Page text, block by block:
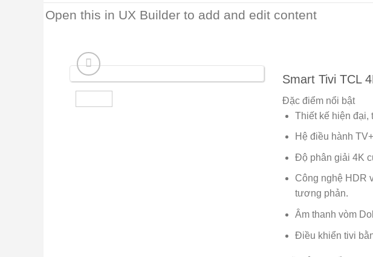
Open this in UX Builder to add and edit content
Smart Tivi TCL
Đặc điểm nổi bật
Thiết kế hiện đại,
Hệ điều hành
Độ phân giải 4K
Công nghệ HDR
tương phản.
Âm thanh vòm
Điều khiển tivi